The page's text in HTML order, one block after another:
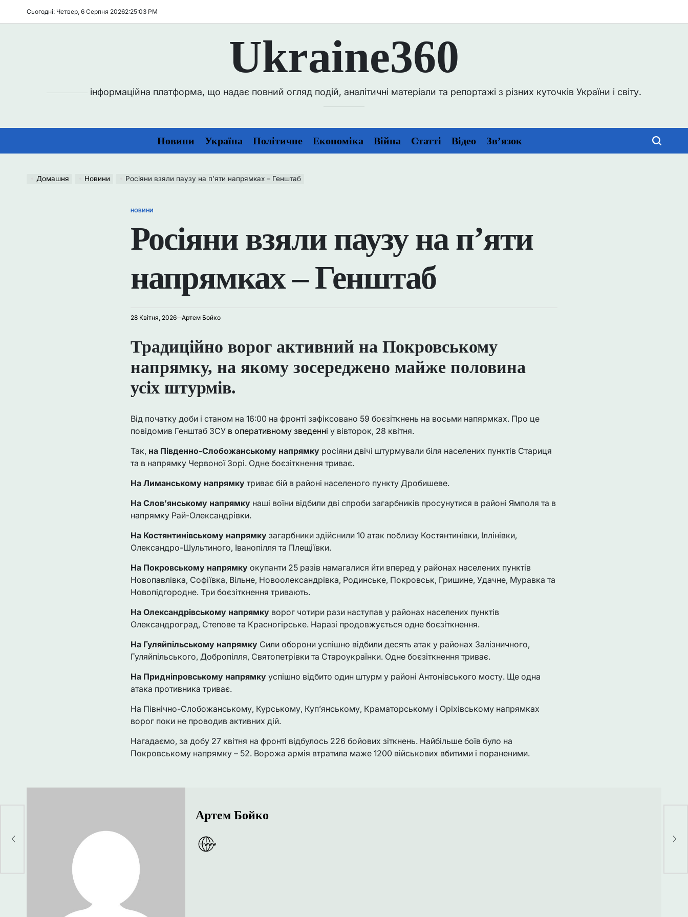
Сьогодні: Четвер, 6 Серпня 20262:25:04 PM
Ukraine360
інформаційна платформа, що надає повний огляд подій, аналітичні матеріали та репортажі з різних куточків України і світу.
Новини Україна Політичне Економіка Війна Статті Відео Зв’язок
Домашня Новини Росіяни взяли паузу на п’яти напрямках – Генштаб
ОПУБЛІКУВАТИ
НОВИНИ
Росіяни взяли паузу на п’яти
напрямках – Генштаб
28 Квітня, 2026 Артем Бойко
Традиційно ворог активний на Покровському
напрямку, на якому зосереджено майже половина
усіх штурмів.
Від початку доби і станом на 16:00 на фронті зафіксовано 59 боєзіткнень на восьми напярмках. Про це
повідомив Генштаб ЗСУ в оперативному зведенні у вівторок, 28 квітня.
Так, на Південно-Слобожанському напрямку росіяни двічі штурмували біля населених пунктів Стариця
та в напрямку Червоної Зорі. Одне боєзіткнення триває.
На Лиманському напрямку триває бій в районі населеного пункту Дробишеве.
На Слов’янському напрямку наші воїни відбили дві спроби загарбників просунутися в районі Ямполя та в
напрямку Рай-Олександрівки.
На Костянтинівському напрямку загарбники здійснили 10 атак поблизу Костянтинівки, Іллінівки,
Олександро-Шультиного, Іванопілля та Плещіївки.
На Покровському напрямку окупанти 25 разів намагалися йти вперед у районах населених пунктів
Новопавлівка, Софіївка, Вільне, Новоолександрівка, Родинське, Покровськ, Гришине, Удачне, Муравка та
Новопідгородне. Три боєзіткнення тривають.
На Олександрівському напрямку ворог чотири рази наступав у районах населених пунктів
Олександроград, Степове та Красногірське. Наразі продовжується одне боєзіткнення.
На Гуляйпільському напрямку Сили оборони успішно відбили десять атак у районах Залізничного,
Гуляйпільського, Добропілля, Святопетрівки та Староукраїнки. Одне боєзіткнення триває.
На Придніпровському напрямку успішно відбито один штурм у районі Антонівського мосту. Ще одна
атака противника триває.
На Північно-Слобожанському, Курському, Куп’янському, Краматорському і Оріхівському напрямках
ворог поки не проводив активних дій.
Нагадаємо, за добу 27 квітня на фронті відбулось 226 бойових зіткнень. Найбільше боїв було на
Покровському напрямку – 52. Ворожа армія втратила маже 1200 військових вбитими і пораненими.
Артем Бойко